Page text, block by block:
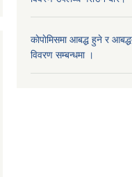
काेपाेमिसमा आबद्ध हुने र
विवरण सम्बन्धमा ।